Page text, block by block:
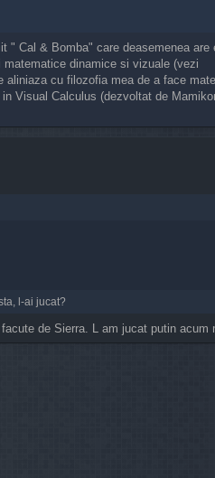
Cal & Bomba" care deasemenea are
dinamice si vizuale (vezi
aliniaza cu filozofia mea de a face
Visual Calculus (dezvoltat de
l-ai jucat?
de Sierra. L am jucat putin acum